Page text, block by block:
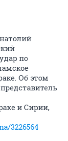
по
Об этом
и Сирии,
3226564